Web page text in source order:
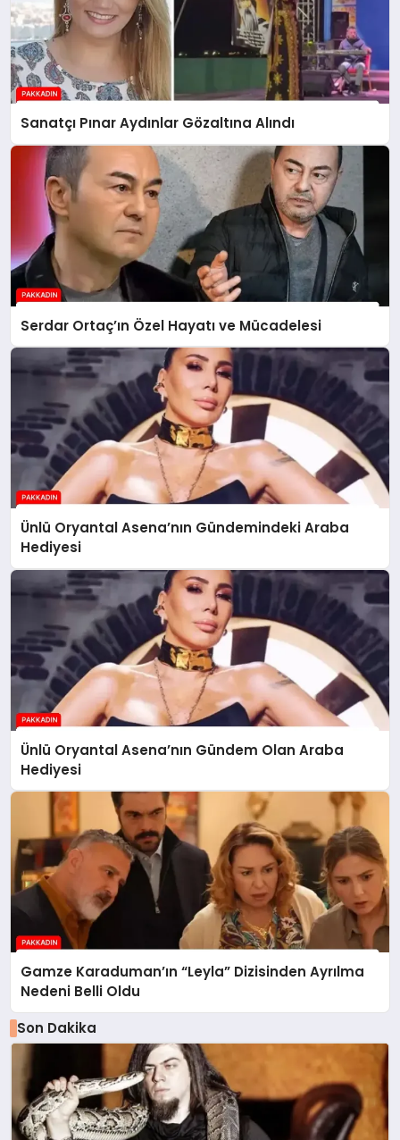
Sanatçı Pınar Aydınlar Gözaltına Alındı
Serdar Ortaç’ın Özel Hayatı ve Mücadelesi
Ünlü Oryantal Asena’nın Gündemindeki Araba
Hediyesi
Ünlü Oryantal Asena’nın Gündem Olan Araba
Hediyesi
Gamze Karaduman’ın “Leyla” Dizisinden Ayrılma
Nedeni Belli Oldu
Son Dakika